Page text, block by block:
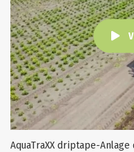
AquaTraXX driptape-